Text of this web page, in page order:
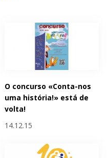
O concurso «Conta-nos
uma história!» está de
volta!
14.12.15